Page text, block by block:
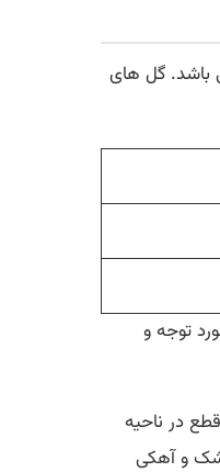
کمی ضخیم و گوشتی، برگ های آن بسیار بریده و غباری ، ساقه آن مجوف و گوشتی و بلندی آن تا ۲ متر می باشد. گل های
توجه و
در ناحیه
و آهکی